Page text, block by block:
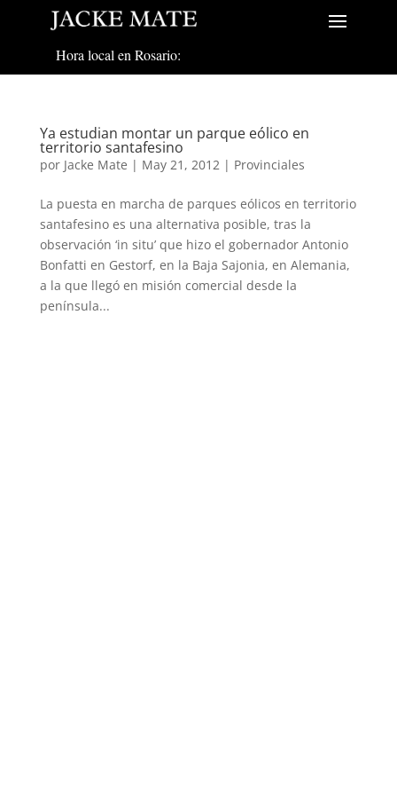
Hora local en Rosario:
Ya estudian montar un parque eólico en
territorio santafesino
por Jacke Mate | May 21, 2012 | Provinciales
La puesta en marcha de parques eólicos en territorio
santafesino es una alternativa posible, tras la
observación ‘in situ’ que hizo el gobernador Antonio
Bonfatti en Gestorf, en la Baja Sajonia, en Alemania,
a la que llegó en misión comercial desde la
península...